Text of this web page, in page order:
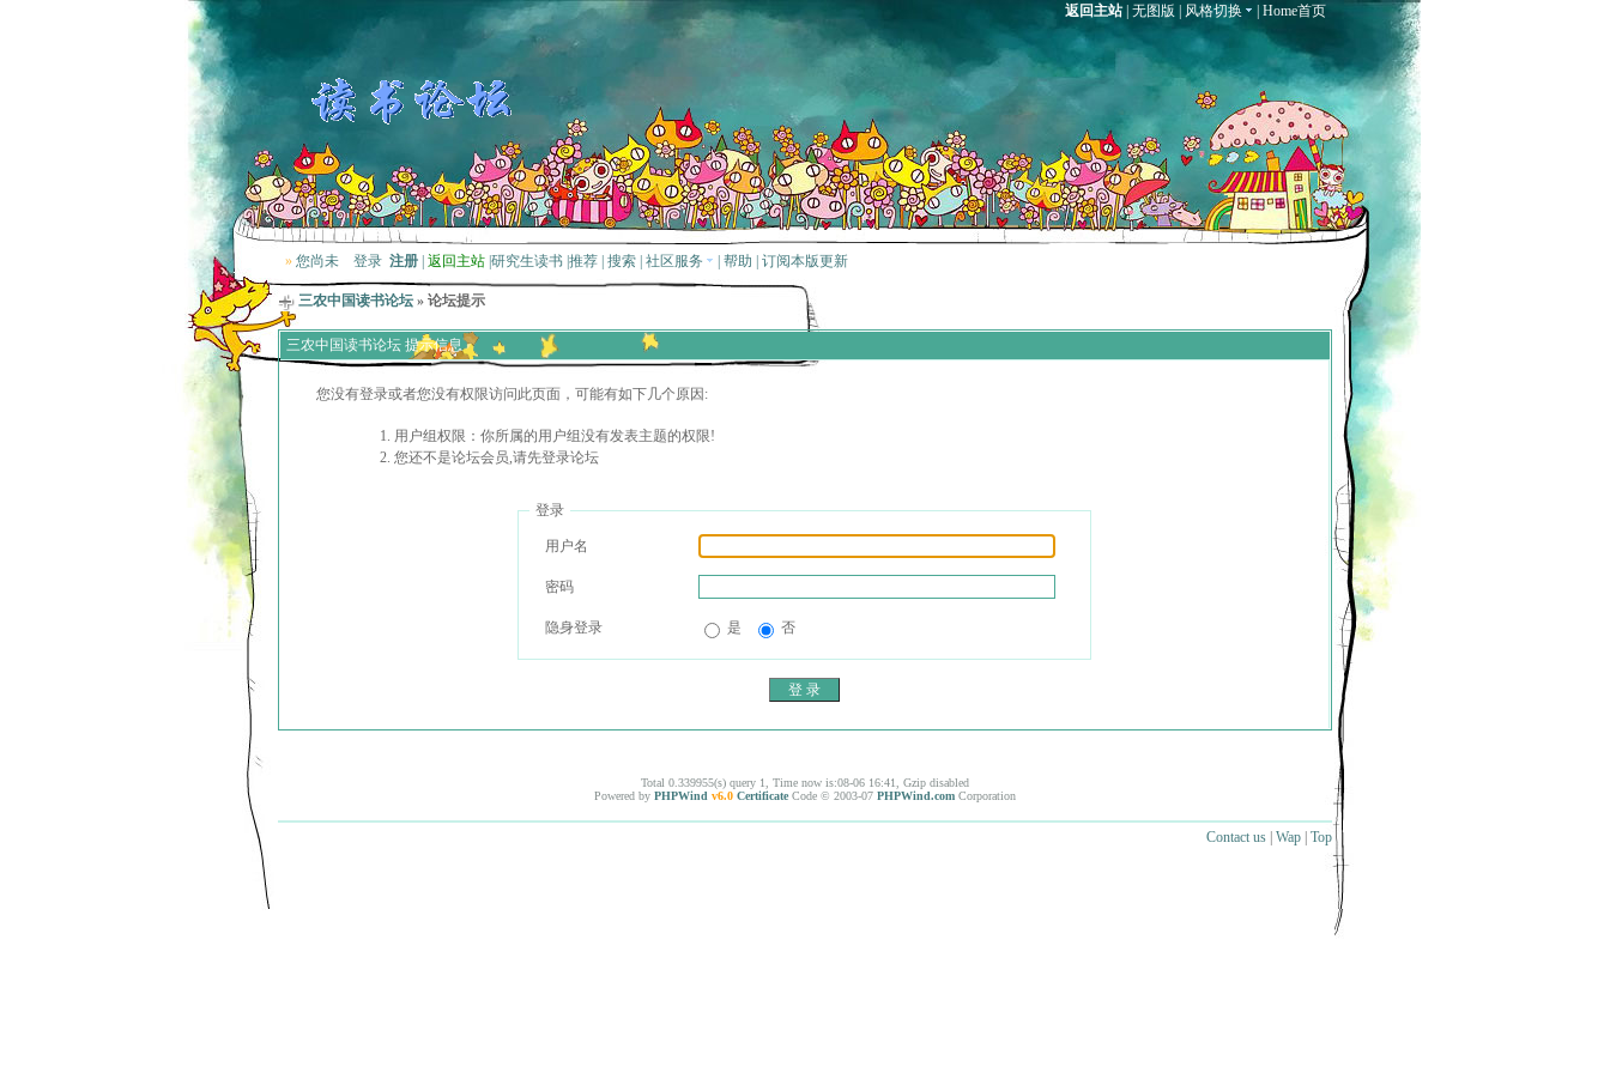
返回主站| 无图版 风格切换 Home首页
» 您尚未 登录 注册 返回主站 研究生读书 推荐 搜索 社区服务 帮助 订阅本版更新
三农中国读书论坛 » 论坛提示
三农中国读书论坛 提示信息
您没有登录或者您没有权限访问此页面，可能有如下几个原因:
用户组权限：你所属的用户组没有发表主题的权限!
您还不是论坛会员,请先登录论坛
登录
用户名
密码
隐身登录 是 否
Total 0.339955(s) query 1, Time now is:08-06 16:41, Gzip disabled
Powered by PHPWind v6.0 Certificate Code © 2003-07 PHPWind.com Corporation
Contact us | Wap | Top